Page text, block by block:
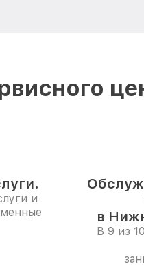
и
в
В 9 из